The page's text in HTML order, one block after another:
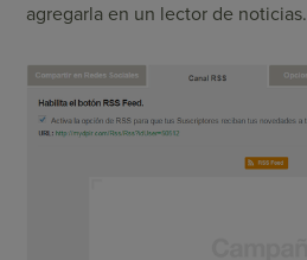
agregarla en un lector de noticias.